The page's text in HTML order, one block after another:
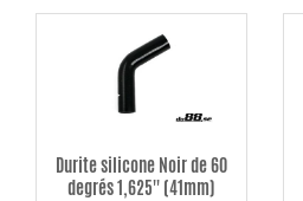
Durite silicone Noir de 60
degrés 1,625'' (41mm)